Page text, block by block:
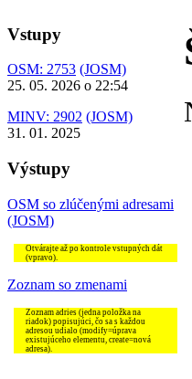
Vstupy
OSM: 2753 (JOSM)
25. 05. 2026 o 22:54
MINV: 2902 (JOSM)
31. 01. 2025
Výstupy
OSM so zlúčenými adresami
(JOSM)
Otvárajte až po kontrole vstupných dát
(vpravo).
Zoznam so zmenami
Zoznam adries (jedna položka na
riadok) popisujúci, čo sa s každou
adresou udialo (modify=úprava
existujúceho elementu, create=nová
adresa).